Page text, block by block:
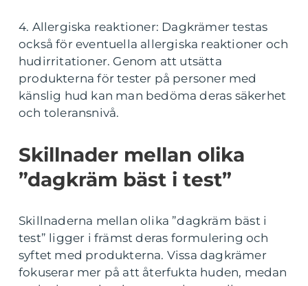
4. Allergiska reaktioner: Dagkrämer testas
också för eventuella allergiska reaktioner och
hudirritationer. Genom att utsätta
produkterna för tester på personer med
känslig hud kan man bedöma deras säkerhet
och toleransnivå.
Skillnader mellan olika
”dagkräm bäst i test”
Skillnaderna mellan olika ”dagkräm bäst i
test” ligger i främst deras formulering och
syftet med produkterna. Vissa dagkrämer
fokuserar mer på att återfukta huden, medan